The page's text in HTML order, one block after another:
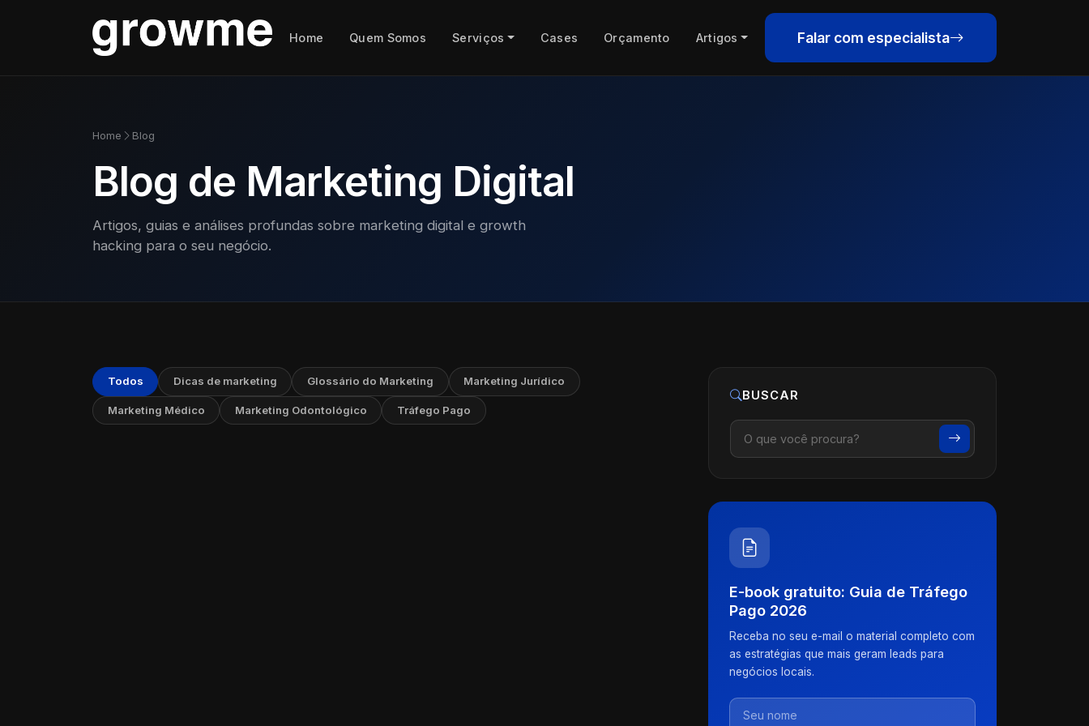
Home Quem Somos Serviços Cases Orçamento Artigos Falar com especialista
Home Blog
Blog de Marketing Digital
Artigos, guias e análises profundas sobre marketing digital e growth
hacking para o seu negócio.
Todos Dicas de marketing Glossário do Marketing Marketing Jurídico
Marketing Médico Marketing Odontológico Tráfego Pago
BUSCAR
E-book gratuito: Guia de Tráfego
Pago 2026
Receba no seu e-mail o material completo com
as estratégias que mais geram leads para
negócios locais.